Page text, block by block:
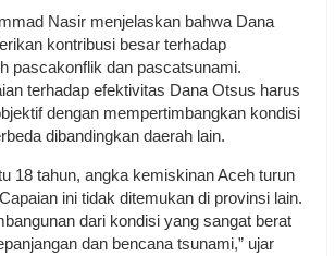
Nasir menjelaskan bahwa Dana
kontribusi besar terhadap
pascakonflik dan pascatsunami.
terhadap efektivitas Dana Otsus harus
dengan mempertimbangkan kondisi
dibandingkan daerah lain.
18 tahun, angka kemiskinan Aceh turun
ini tidak ditemukan di provinsi lain.
dari kondisi yang sangat berat
dan bencana tsunami,” ujar